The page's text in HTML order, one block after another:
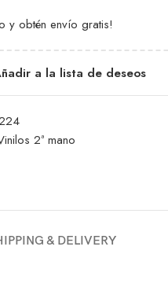
y obtén envío gratis!
a la lista de deseos
2ª mano
& DELIVERY